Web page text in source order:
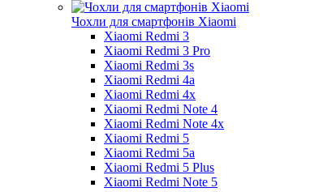
Чохли для смартфонів Xiaomi
Xiaomi Redmi 3
Xiaomi Redmi 3 Pro
Xiaomi Redmi 3s
Xiaomi Redmi 4a
Xiaomi Redmi 4x
Xiaomi Redmi Note 4
Xiaomi Redmi Note 4x
Xiaomi Redmi 5
Xiaomi Redmi 5a
Xiaomi Redmi 5 Plus
Xiaomi Redmi Note 5